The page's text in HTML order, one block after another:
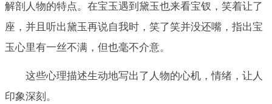
解剖人物的特点。在宝玉遇到黛玉也来看宝钗，笑着让了
座，并且听出黛玉再说自我时，笑了笑并没还嘴，指出宝
玉心里有一丝不满，但也毫不介意。
这些心理描述生动地写出了人物的心机，情绪，让人
印象深刻。